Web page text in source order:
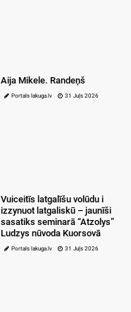
Aija Mikele. Randeņš
Portals lakuga.lv 31 Juļs 2026
Vuiceitīs latgalīšu volūdu i
izzynuot latgaliskū – jaunīši
sasatiks seminarā “Atzolys”
Ludzys nūvoda Kuorsovā
Portals lakuga.lv 31 Juļs 2026